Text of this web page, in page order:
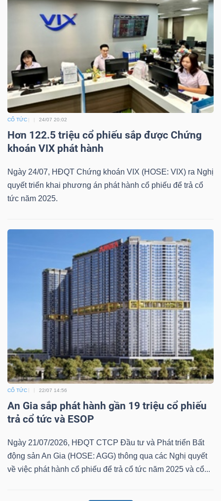
CỔ TỨC 24/07 20:02
Hơn 122.5 triệu cổ phiếu sắp được Chứng
khoán VIX phát hành
Ngày 24/07, HĐQT Chứng khoán VIX (HOSE: VIX) ra Nghị
quyết triển khai phương án phát hành cổ phiếu để trả cổ
tức năm 2025.
CỔ TỨC 22/07 14:56
An Gia sắp phát hành gần 19 triệu cổ phiếu
trả cổ tức và ESOP
Ngày 21/07/2026, HĐQT CTCP Đầu tư và Phát triển Bất
động sản An Gia (HOSE: AGG) thông qua các Nghị quyết
về việc phát hành cổ phiếu để trả cổ tức năm 2025 và cổ...